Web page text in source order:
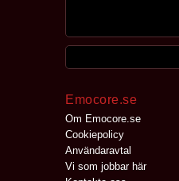
Emocore.se
Om Emocore.se
Cookiepolicy
Användaravtal
Vi som jobbar här